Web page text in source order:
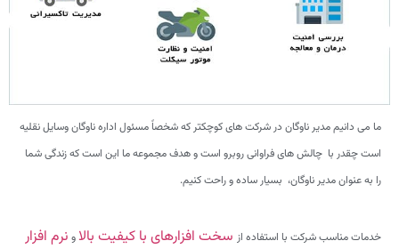
ما می دانیم مدیر ناوگان در شرکت های کوچکتر که شخصاً مسئول اداره ناوگان وسایل نقلیه
است چقدر با چالش های فراوانی روبرو است و هدف مجموعه ما این است که زندگی شما
را به عنوان مدیر ناوگان، بسیار ساده و راحت کنیم.
خدمات مناسب شرکت با استفاده از سخت افزارهای با کیفیت بالاو نرم افزار